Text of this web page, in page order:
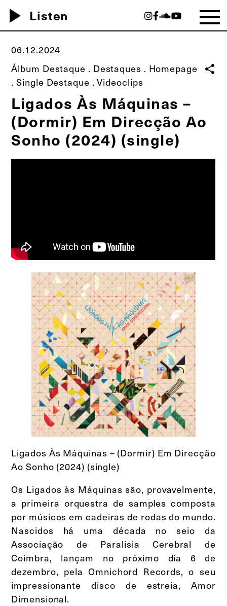
play_arrow Listen
06.12.2024
Álbum Destaque . Destaques . Homepage
.Single Destaque .Videoclips
share
Ligados Às Máquinas –
(Dormir) Em Direcção Ao
Sonho (2024) (single)
Ligados Às Máquinas – (Dormir) Em Direcção
Ao Sonho (2024) (single)
Os Ligados às Máquinas são, provavelmente,
a primeira orquestra de samples composta
por músicos em cadeiras de rodas do mundo.
Nascidos há uma década no seio da
Associação de Paralisia Cerebral de
Coimbra, lançam no próximo dia 6 de
dezembro, pela Omnichord Records, o seu
impressionante disco de estreia, Amor
Dimensional.